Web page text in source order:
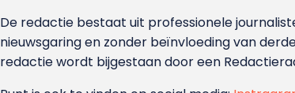
De redactie bestaat uit professionele
nieuwsgaring en zonder beïnvloeding van
redactie wordt bijgestaan door een